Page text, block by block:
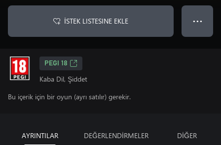
İSTEK LISTESINE EKLE ● ● ●
PEGI 18
Kaba Dil, Şiddet
Bu içerik için bir oyun (ayrı satılır) gerekir.
AYRINTILAR DEĞERLENDİRMELER DİĞER